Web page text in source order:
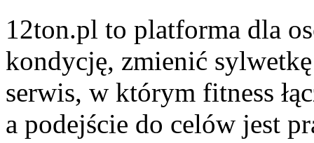
12ton.pl to platforma dla
kondycję, zmienić
serwis, w którym fitness
a podejście do celów jest